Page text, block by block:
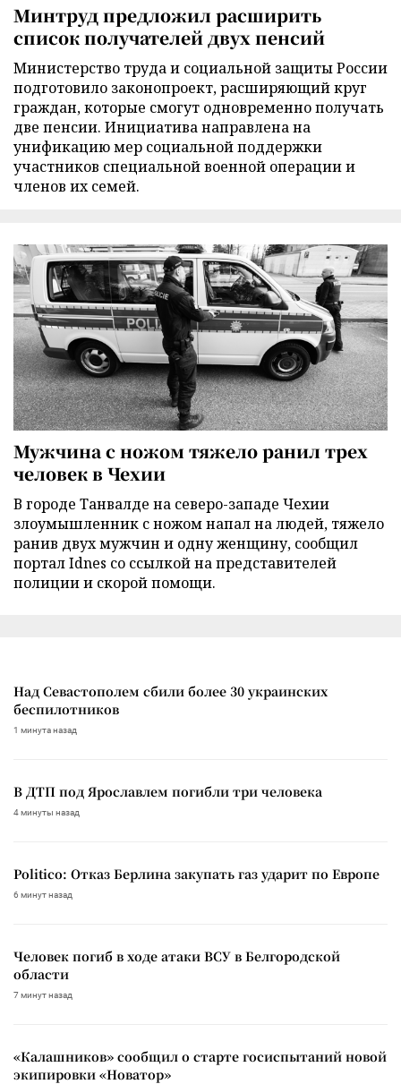
Минтруд предложил расширить
список получателей двух пенсий
Министерство труда и социальной защиты России
подготовило законопроект, расширяющий круг
граждан, которые смогут одновременно получать
две пенсии. Инициатива направлена на
унификацию мер социальной поддержки
участников специальной военной операции и
членов их семей.
Мужчина с ножом тяжело ранил трех
человек в Чехии
В городе Танвалде на северо-западе Чехии
злоумышленник с ножом напал на людей, тяжело
ранив двух мужчин и одну женщину, сообщил
портал Idnes со ссылкой на представителей
полиции и скорой помощи.
Над Севастополем сбили более 30 украинских
беспилотников
1 минута назад
В ДТП под Ярославлем погибли три человека
4 минуты назад
Politico: Отказ Берлина закупать газ ударит по Европе
6 минут назад
Человек погиб в ходе атаки ВСУ в Белгородской
области
7 минут назад
«Калашников» сообщил о старте госиспытаний новой
экипировки «Новатор»